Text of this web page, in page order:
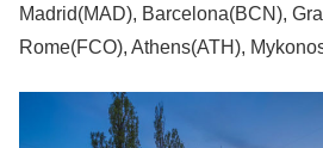
Madrid(MAD), Barcelona(BCN),
Rome(FCO), Athens(ATH),